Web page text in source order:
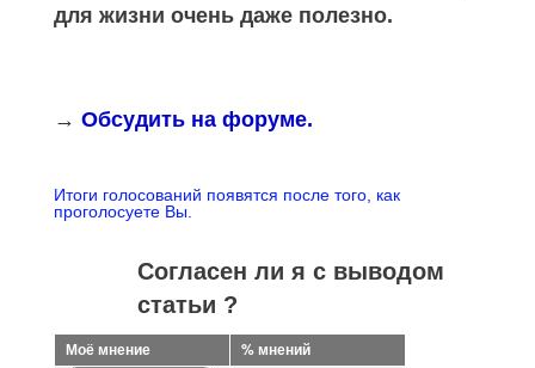
для жизни очень даже полезно.
→ Обсудить на форуме.
Итоги голосований появятся после того, как
проголосуете Вы.
Согласен ли я с выводом
статьи ?
Моё мнение % мнений